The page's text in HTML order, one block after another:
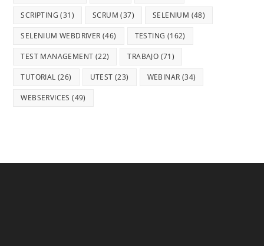
SCRIPTING (31) SCRUM (37) SELENIUM (48)
SELENIUM WEBDRIVER (46) TESTING (162)
TEST MANAGEMENT (22) TRABAJO (71)
TUTORIAL (26) UTEST (23) WEBINAR (34)
WEBSERVICES (49)